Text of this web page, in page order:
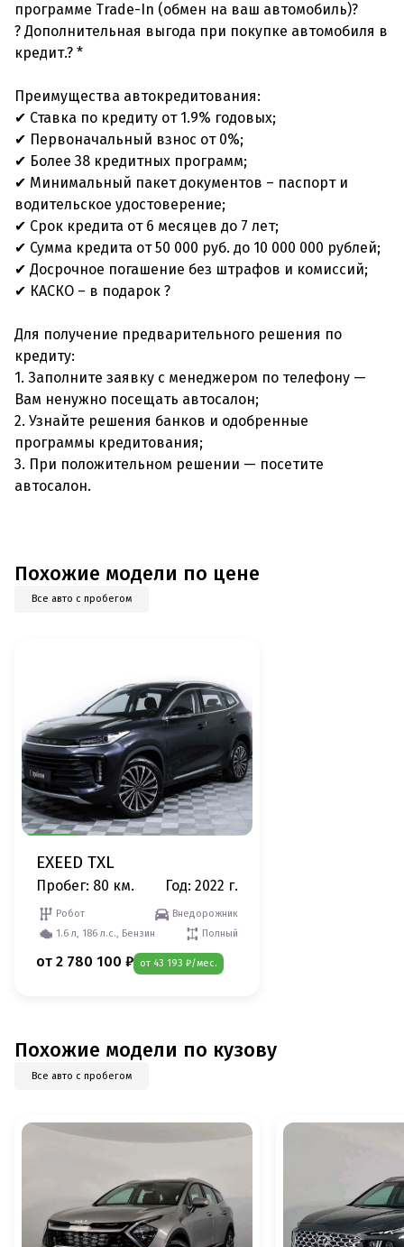
программе Trade-In (обмен на ваш автомобиль)?
? Дополнительная выгода при покупке автомобиля в
кредит.? *
Преимущества автокредитования:
✔ Ставка по кредиту от 1.9% годовых;
✔ Первоначальный взнос от 0%;
✔ Более 38 кредитных программ;
✔ Минимальный пакет документов – паспорт и
водительское удостоверение;
✔ Срок кредита от 6 месяцев до 7 лет;
✔ Сумма кредита от 50 000 руб. до 10 000 000 рублей;
✔ Досрочное погашение без штрафов и комиссий;
✔ КАСКО – в подарок ?
Для получение предварительного решения по
кредиту:
1. Заполните заявку с менеджером по телефону —
Вам ненужно посещать автосалон;
2. Узнайте решения банков и одобренные
программы кредитования;
3. При положительном решении — посетите
автосалон.
Похожие модели по цене
Все авто с пробегом
EXEED TXL
Пробег: 80 км. Год: 2022 г.
Робот
Внедорожник
1.6 л, 186 л.с., Бензин
Полный
от 2 780 100 ₽ от 43 193 ₽/мес.
Похожие модели по кузову
Все авто с пробегом